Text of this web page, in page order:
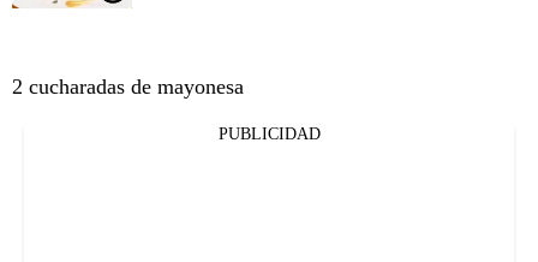
2 cucharadas de mayonesa
PUBLICIDAD